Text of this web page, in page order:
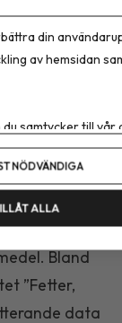
av
Bland
”Fetter,
data
din
av hemsidan
du samtycker till vår
den möjligheten
NÖDVÄNDIGA
ALLA